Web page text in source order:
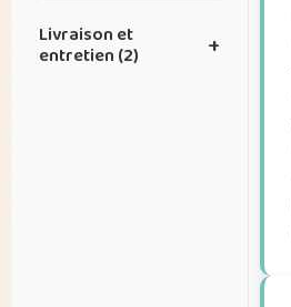
belle collaboration.
accessoires Dolly ?
Livraison et
entretien (2) +